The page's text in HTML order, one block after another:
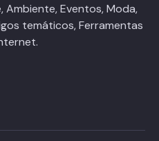
Ambiente, Eventos, Moda,
temáticos, Ferramentas